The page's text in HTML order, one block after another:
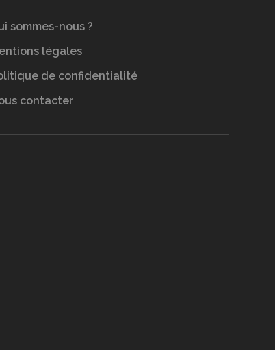
sommes-nous ?
légales
de confidentialité
contacter